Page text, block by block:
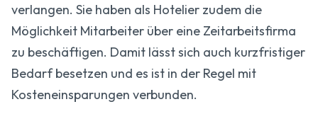
verlangen. Sie haben als Hotelier zudem die
Möglichkeit Mitarbeiter über eine Zeitarbeitsfirma
zu beschäftigen. Damit lässt sich auch kurzfristiger
Bedarf besetzen und es ist in der Regel mit
Kosteneinsparungen verbunden.